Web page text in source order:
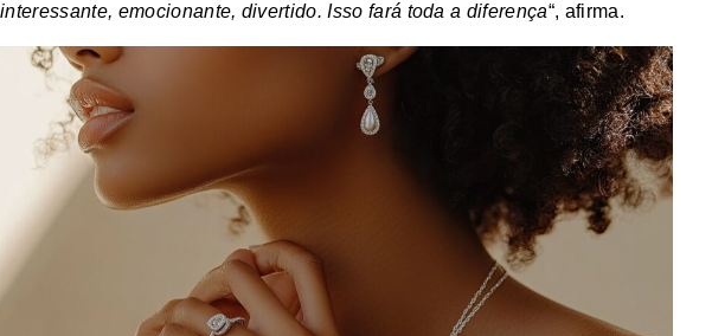
emocionante, divertido. Isso fará toda a diferença“, afirma.